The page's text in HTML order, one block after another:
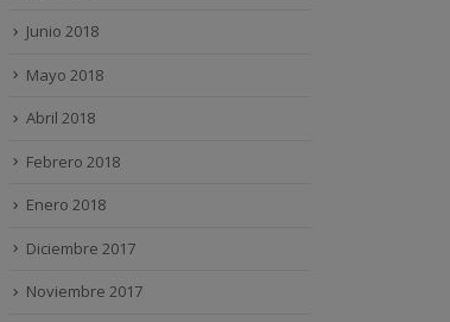
Junio 2018
Mayo 2018
Abril 2018
Febrero 2018
Enero 2018
Diciembre 2017
Noviembre 2017